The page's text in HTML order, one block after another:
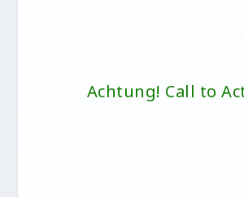
Achtung! Call to